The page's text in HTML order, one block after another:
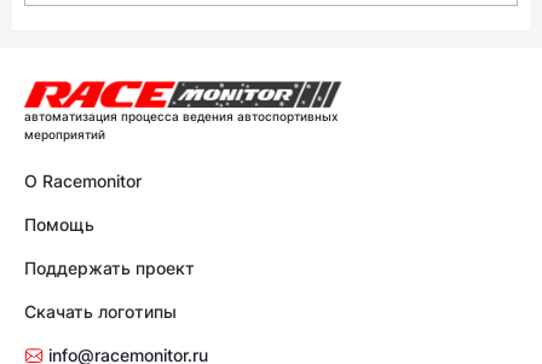
автоматизация процесса ведения автоспортивных
мероприятий
О Racemonitor
Помощь
Поддержать проект
Скачать логотипы
info@racemonitor.ru